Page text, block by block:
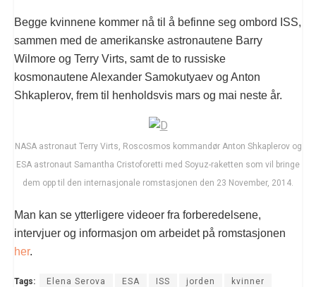
Begge kvinnene kommer nå til å befinne seg ombord ISS,
sammen med de amerikanske astronautene Barry
Wilmore og Terry Virts, samt de to russiske
kosmonautene Alexander Samokutyaev og Anton
Shkaplerov, frem til henholdsvis mars og mai neste år.
NASA astronaut Terry Virts, Roscosmos kommandør Anton Shkaplerov og
ESA astronaut Samantha Cristoforetti med Soyuz-raketten som vil bringe
dem opp til den internasjonale romstasjonen den 23 November, 2014.
Man kan se ytterligere videoer fra forberedelsene,
intervjuer og informasjon om arbeidet på romstasjonen
her.
Tags: Elena Serova ESA ISS jorden kvinner